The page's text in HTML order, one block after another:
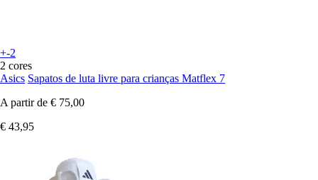
+-2
2 cores
Asics Sapatos de luta livre para crianças Matflex 7
A partir de € 75,00
€ 43,95